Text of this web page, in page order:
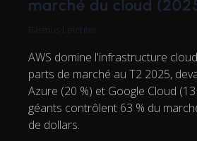
marché du cloud
Rasmus Leichter
AWS domine l'infrastructure
parts de marché au T2 2025,
Azure (20 %) et Google Cloud
géants contrôlent 63 % du
de dollars.